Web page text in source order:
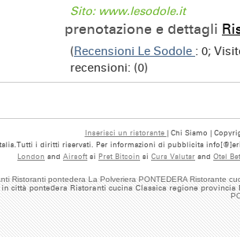
Ristoranti pontedera La Polveriera PONTEDERA Ristorante
città pontedera Ristoranti cucina Classica regione provincia
Sito: www.lesodole.it
prenotazione e dettagli
(Recensioni Le Sodole : 0;
recensioni: (0)
Inserisci un ristorante | Chi Siamo |
i diritti riservati. Per informazioni di pubblicita
London and Airsoft si Pret Bitcoin si Curs Valutar and Otel